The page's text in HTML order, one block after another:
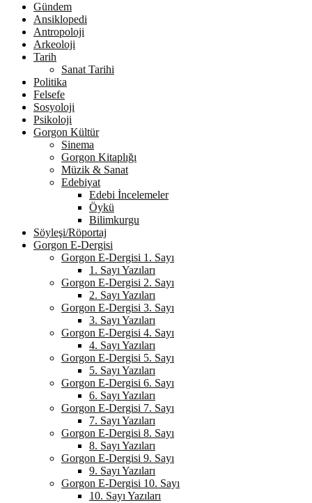
Gündem
Ansiklopedi
Antropoloji
Arkeoloji
Tarih
Sanat Tarihi
Politika
Felsefe
Sosyoloji
Psikoloji
Gorgon Kültür
Sinema
Gorgon Kitaplığı
Müzik & Sanat
Edebiyat
Edebi İncelemeler
Öykü
Bilimkurgu
Söyleşi/Röportaj
Gorgon E-Dergisi
Gorgon E-Dergisi 1. Sayı
1. Sayı Yazıları
Gorgon E-Dergisi 2. Sayı
2. Sayı Yazıları
Gorgon E-Dergisi 3. Sayı
3. Sayı Yazıları
Gorgon E-Dergisi 4. Sayı
4. Sayı Yazıları
Gorgon E-Dergisi 5. Sayı
5. Sayı Yazıları
Gorgon E-Dergisi 6. Sayı
6. Sayı Yazıları
Gorgon E-Dergisi 7. Sayı
7. Sayı Yazıları
Gorgon E-Dergisi 8. Sayı
8. Sayı Yazıları
Gorgon E-Dergisi 9. Sayı
9. Sayı Yazıları
Gorgon E-Dergisi 10. Sayı
10. Sayı Yazıları